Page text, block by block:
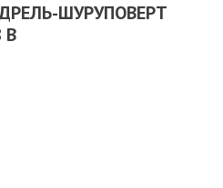
ДРЕЛЬ-ШУРУПОВЕРТ
В